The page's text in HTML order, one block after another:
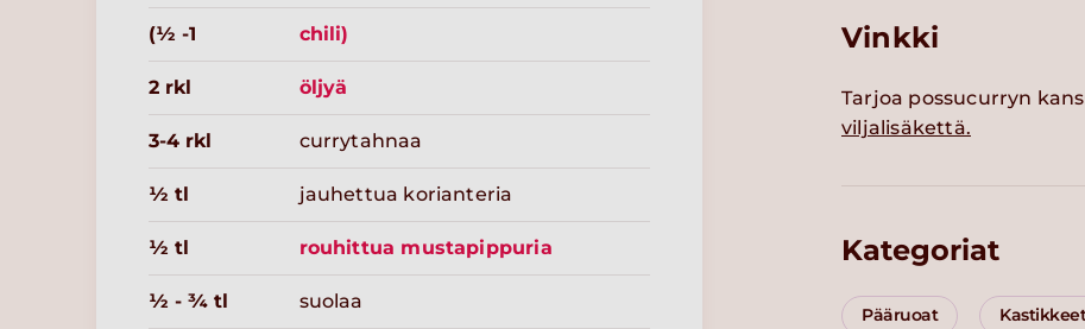
(½ -1 chili)
2 rkl öljyä
3-4 rkl currytahnaa
½ tl jauhettua korianteria
½ tl rouhittua mustapippuria
½ - ¾ tl suolaa
Vinkki
Tarjoa possucurryn
viljalisäkettä.
Kategoriat
Pääruoat